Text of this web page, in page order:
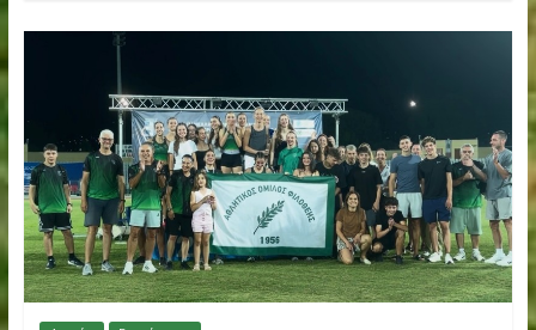
Ιουλίου 8, 2026
Σπουδαίες εμφανίσεις και εξαιρετικά αποτελέσματα για τους
αθλητές και τις αθλήτριές μας στο Πανελλήνιο Πρωτάθλημα
που διεξήχθη 4-5 Ιουλίου στα Τρίκαλα.
Read more